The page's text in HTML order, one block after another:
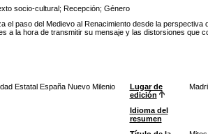
socio-cultural; Recepción; Género
el paso del Medievo al Renacimiento desde la
a la hora de transmitir su mensaje y las distorsiones que
Estatal España Nuevo Milenio
Lugar de
edición
Idioma del
resumen